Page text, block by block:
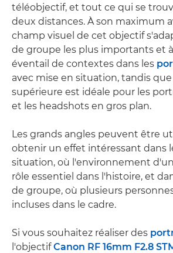
téléobjectif, et tout ce qui se
deux distances. À son maximum
champ visuel de cet objectif
de groupe les plus importants et
éventail de contextes dans les
avec mise en situation, tandis que
supérieure est idéale pour les
et les headshots en gros plan.
Les grands angles peuvent être
obtenir un effet intéressant dans
situation, où l'environnement
rôle essentiel dans l'histoire, et
de groupe, où plusieurs
incluses dans le cadre.
Si vous souhaitez réaliser des
l'objectifCanon RF 16mm F2.8